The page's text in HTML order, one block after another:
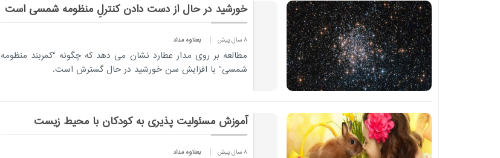
خورشید در حال از دست دادن کنترلِ منظومه شمسی است
8 سال پیش بعلاوه مداد
مطالعه بر روی مدار عطارد نشان می دهد که چگونه "کمربند منظومه
شمسی" با افزایش سن خورشید در حال گسترش است.
​آموزش مسئولیت پذیری به کودکان با محیط زیست
8 سال پیش بعلاوه مداد